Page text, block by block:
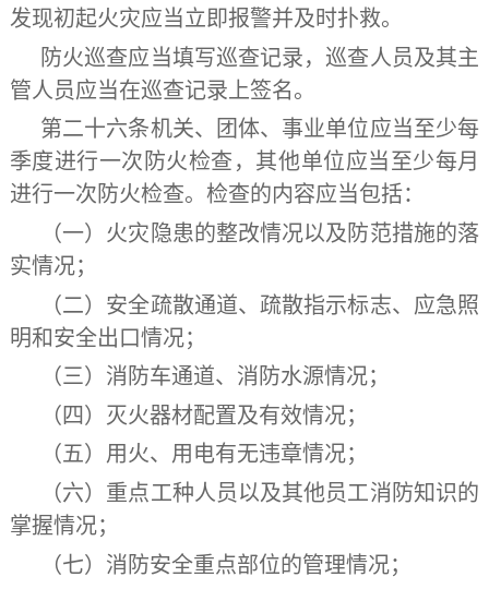
发现初起火灾应当立即报警并及时扑救。
防火巡查应当填写巡查记录，巡查人员及其主
管人员应当在巡查记录上签名。
第二十六条机关、团体、事业单位应当至少每
季度进行一次防火检查，其他单位应当至少每月
进行一次防火检查。检查的内容应当包括：
（一）火灾隐患的整改情况以及防范措施的落
实情况；
（二）安全疏散通道、疏散指示标志、应急照
明和安全出口情况；
（三）消防车通道、消防水源情况；
（四）灭火器材配置及有效情况；
（五）用火、用电有无违章情况；
（六）重点工种人员以及其他员工消防知识的
掌握情况；
（七）消防安全重点部位的管理情况；